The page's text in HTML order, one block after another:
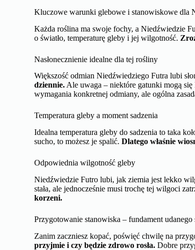
Kluczowe warunki glebowe i stanowiskowe dla
Każda roślina ma swoje fochy, a Niedźwiedzie
o światło, temperaturę gleby i jej wilgotność.
Nasłonecznienie idealne dla tej rośliny
Większość odmian Niedźwiedziego Futra lubi
dziennie.Ale uwaga – niektóre gatunki mogą się
wymagania konkretnej odmiany, ale ogólna
Temperatura gleby a moment sadzenia
Idealna temperatura gleby do sadzenia to taka
sucho, to możesz je spalić.Dlatego właśnie
Odpowiednia wilgotność gleby
Niedźwiedzie Futro lubi, jak ziemia jest lekko
stała, ale jednocześnie musi trochę tej wilgoci
korzeni.
Przygotowanie stanowiska – fundament udanego
Zanim zaczniesz kopać, poświęć chwilę na
przyjmie i czy będzie zdrowo rosła. Dobre